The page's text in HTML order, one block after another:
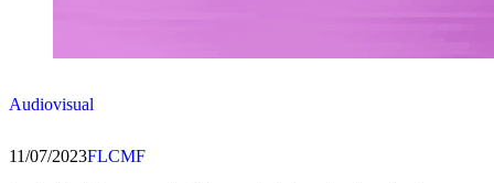
Audiovisual
11/07/2023FLCMF